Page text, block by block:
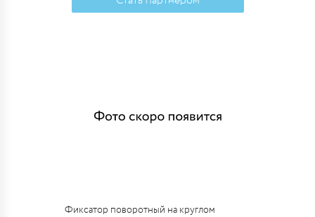
Фиксатор поворотный на круглом